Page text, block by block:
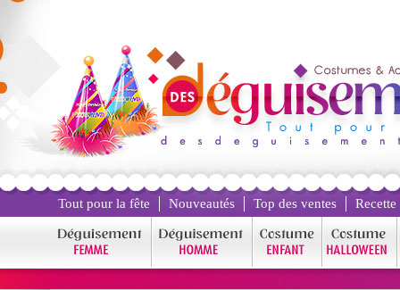
Tout pour la fête Nouveautés Top des ventes